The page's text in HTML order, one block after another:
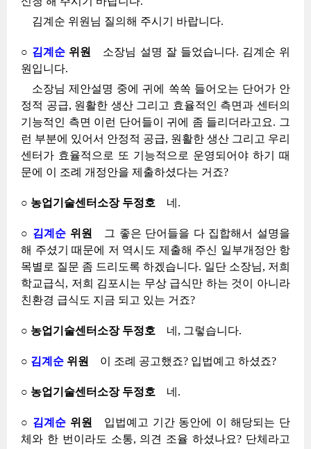
김계순 위원님 질의해 주시기 바랍니다.
○ 김계순 위원
소장님 설명 잘 들었습니다. 김계순 위
원입니다.
소장님 제안설명 중에 귀에 쏙쏙 들어오는 단어가 안
정적 공급, 원활한 생산 그리고 효율적인 측면과 센터의
기능적인 측면 이런 단어들이 귀에 좀 들리더라고요. 그
런 부분에 있어서 안정적 공급, 원활한 생산 그리고 우리
센터가 효율적으로 또 기능적으로 운영되어야 하기 때
문에 이 조례 개정안을 제출하셨다는 거죠?
○ 농업기술센터소장 두정호 네.
○ 김계순 위원
그 좋은 단어들을 다 집합해서 설명을
해 주셨기 때문에 저 역시도 제출해 주신 일부개정안 항
목별로 질문 좀 드리도록 하겠습니다. 일단 소장님, 저희
학교급식, 저희 김포시는 무상 급식만 하는 것이 아니라
친환경 급식도 지금 되고 있는 거죠?
○ 농업기술센터소장 두정호 네, 그렇습니다.
○ 김계순 위원 이 조례 공고했죠? 입법예고 하셨죠?
○ 농업기술센터소장 두정호 네.
○ 김계순 위원
입법예고 기간 동안에 이 해당되는 단
체와 한 번이라도 소통, 의견 조율 하셨나요? 단체라고